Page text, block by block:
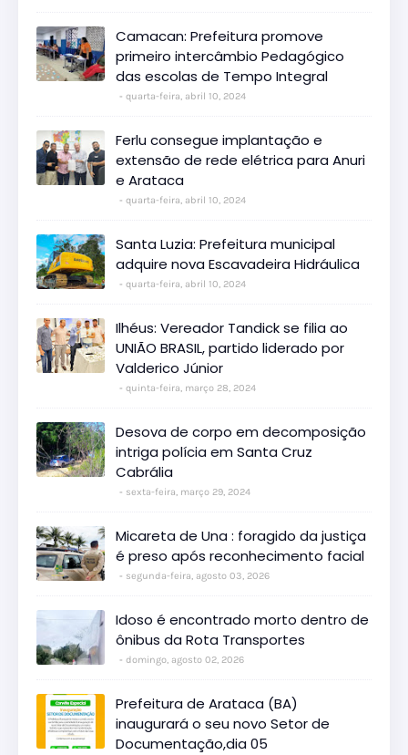
Camacan: Prefeitura promove
primeiro intercâmbio Pedagógico
das escolas de Tempo Integral
quarta-feira, abril 10, 2024
Ferlu consegue implantação e
extensão de rede elétrica para Anuri
e Arataca
quarta-feira, abril 10, 2024
Santa Luzia: Prefeitura municipal
adquire nova Escavadeira Hidráulica
quarta-feira, abril 10, 2024
Ilhéus: Vereador Tandick se filia ao
UNIÃO BRASIL, partido liderado por
Valderico Júnior
quinta-feira, março 28, 2024
Desova de corpo em decomposição
intriga polícia em Santa Cruz
Cabrália
sexta-feira, março 29, 2024
Micareta de Una : foragido da justiça
é preso após reconhecimento facial
segunda-feira, agosto 03, 2026
Idoso é encontrado morto dentro de
ônibus da Rota Transportes
domingo, agosto 02, 2026
Prefeitura de Arataca (BA)
inaugurará o seu novo Setor de
Documentação,dia 05